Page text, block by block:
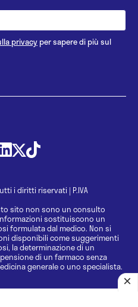
privacy per sapere di più sul
i diritti riservati | P.IVA
sito non sono un consulto
sostituiscono un
formulata dal medico. Non si
disponibili come suggerimenti
la determinazione di un
di un farmaco senza
generale o uno specialista.